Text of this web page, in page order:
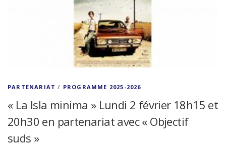
PARTENARIAT / PROGRAMME 2025-2026
« La Isla minima » Lundi 2 février 18h15 et
20h30 en partenariat avec « Objectif
suds »